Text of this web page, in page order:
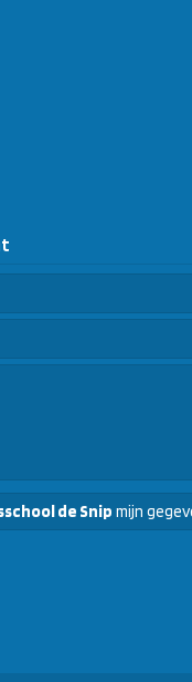
de Snip mijn